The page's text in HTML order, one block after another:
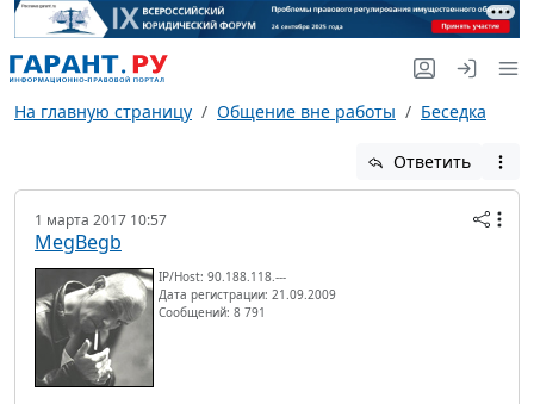
На главную страницу Общение вне работы Беседка
Ответить
1 марта 2017 10:57
MegBegb
IP/Host: 90.188.118.---
Дата регистрации: 21.09.2009
Сообщений: 8 791